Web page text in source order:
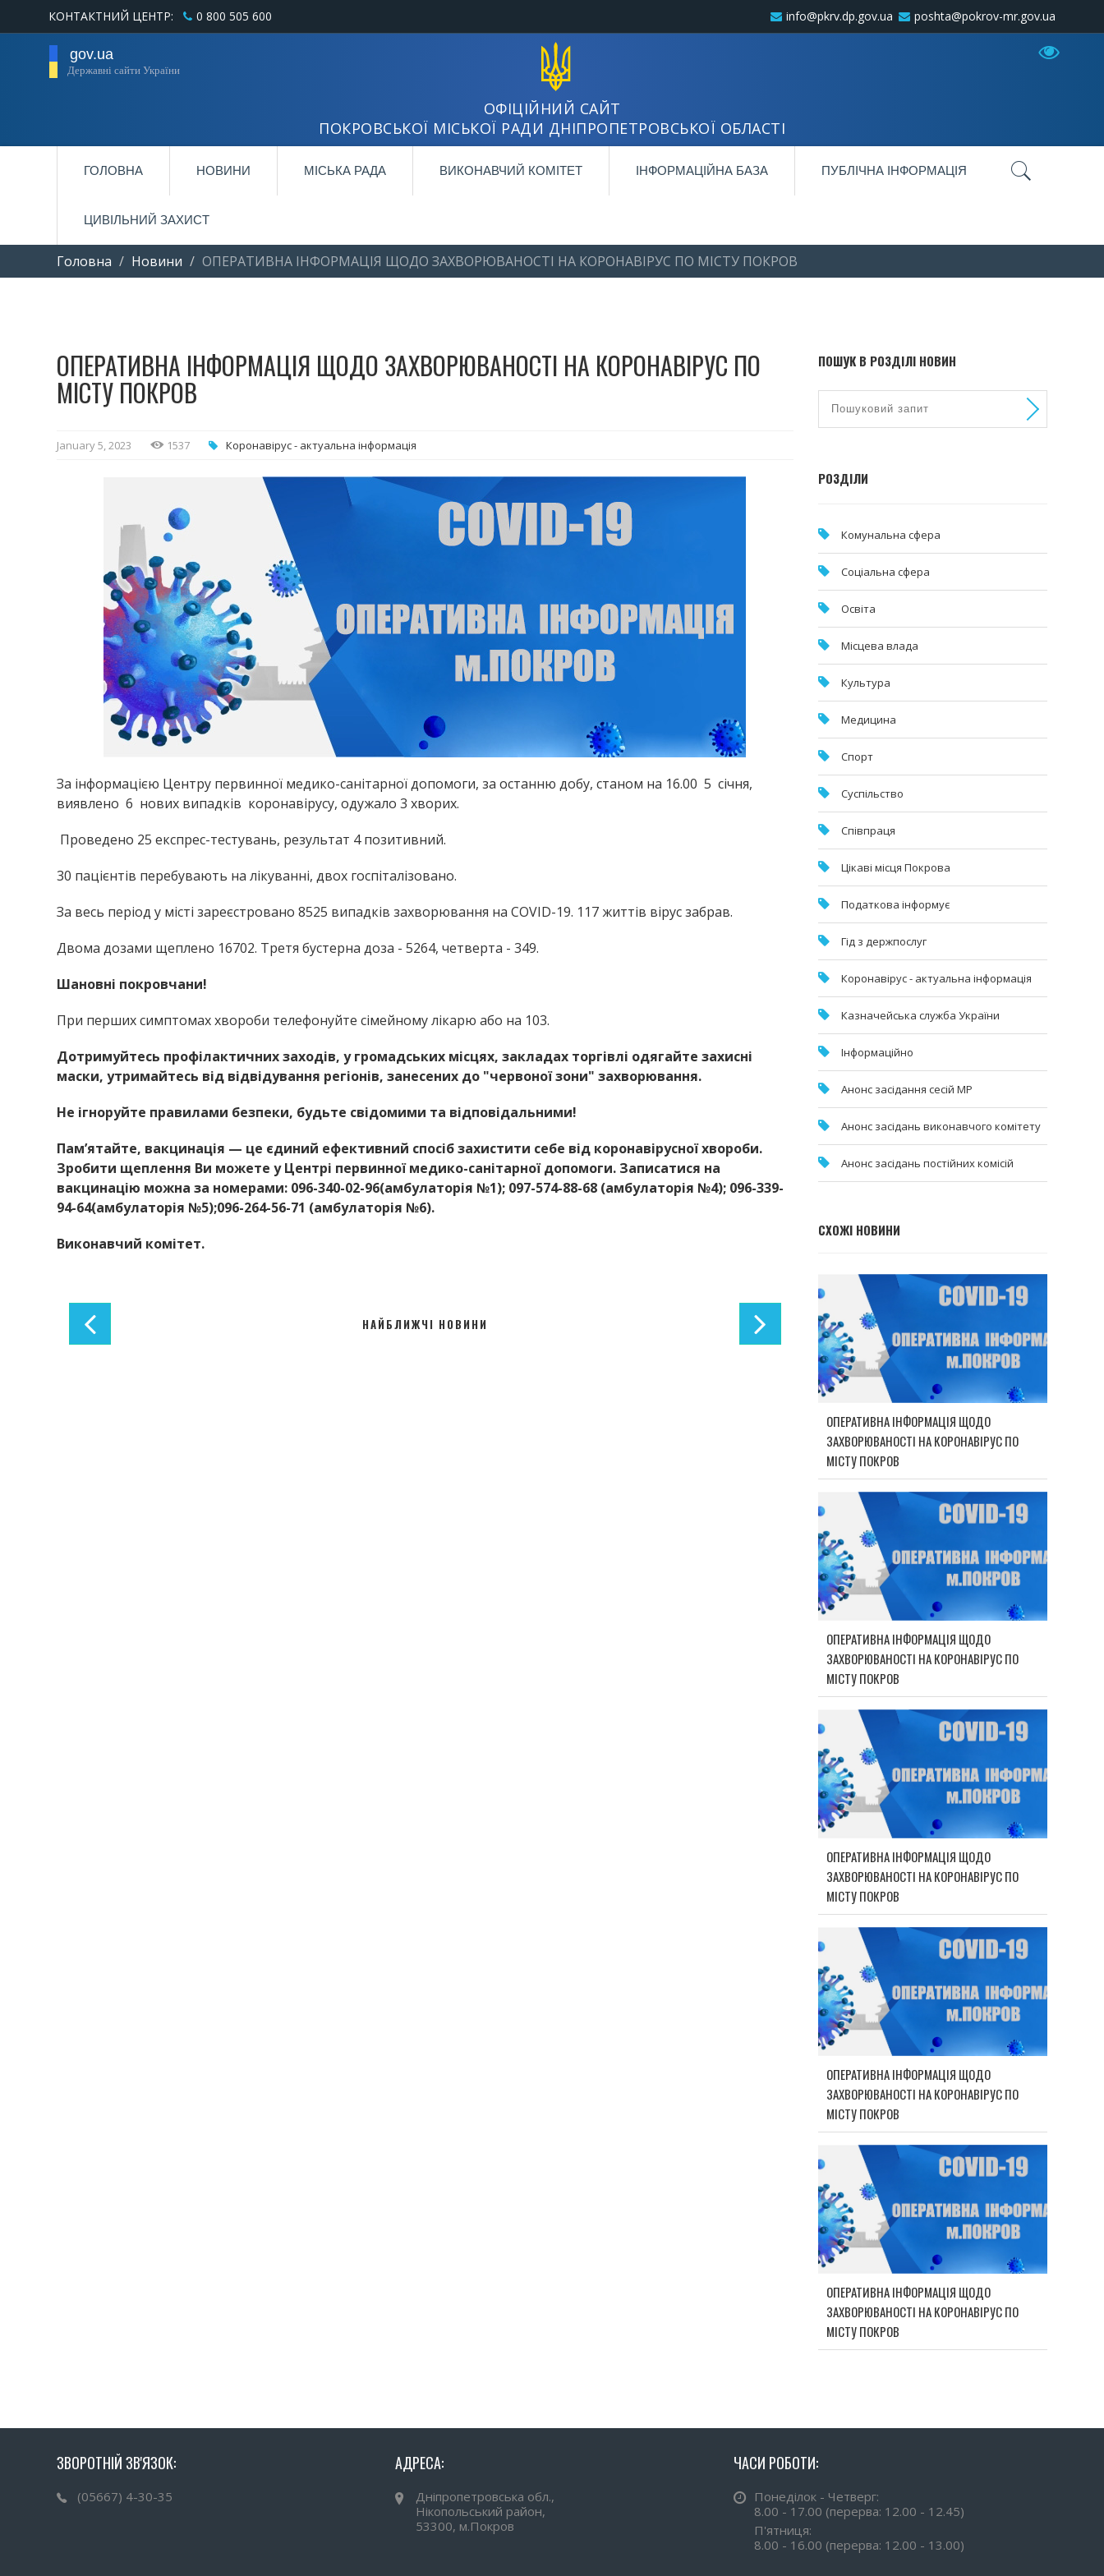
КОНТАКТНИЙ ЦЕНТР: 0 800 505 600 info@pkrv.dp.gov.ua poshta@pokrov-mr.gov.ua
gov.ua
Державні сайти України
ОФІЦІЙНИЙ САЙТ
ПОКРОВСЬКОЇ МІСЬКОЇ РАДИ ДНІПРОПЕТРОВСЬКОЇ ОБЛАСТІ
ГОЛОВНА НОВИНИ МІСЬКА РАДА ВИКОНАВЧИЙ КОМІТЕТ ІНФОРМАЦІЙНА БАЗА ПУБЛІЧНА ІНФОРМАЦІЯ
ЦИВІЛЬНИЙ ЗАХИСТ
Головна Новини ОПЕРАТИВНА ІНФОРМАЦІЯ ЩОДО ЗАХВОРЮВАНОСТІ НА КОРОНАВІРУС ПО МІСТУ ПОКРОВ
ОПЕРАТИВНА ІНФОРМАЦІЯ ЩОДО ЗАХВОРЮВАНОСТІ НА КОРОНАВІРУС ПО
МІСТУ ПОКРОВ
January 5, 2023 1537 Коронавірус - актуальна інформація
За інформацією Центру первинної медико-санітарної допомоги, за останню добу, станом на 16.00 5 січня,
виявлено 6 нових випадків коронавірусу, одужало 3 хворих.
Проведено 25 експрес-тестувань, результат 4 позитивний.
30 пацієнтів перебувають на лікуванні, двох госпіталізовано.
За весь період у місті зареєстровано 8525 випадків захворювання на COVID-19. 117 життів вірус забрав.
Двома дозами щеплено 16702. Третя бустерна доза - 5264, четверта - 349.
Шановні покровчани!
При перших симптомах хвороби телефонуйте сімейному лікарю або на 103.
Дотримуйтесь профілактичних заходів, у громадських місцях, закладах торгівлі одягайте захисні
маски, утримайтесь від відвідування регіонів, занесених до "червоної зони" захворювання.
Не ігноруйте правилами безпеки, будьте свідомими та відповідальними!
Пам’ятайте, вакцинація — це єдиний ефективний спосіб захистити себе від коронавірусної хвороби.
Зробити щеплення Ви можете у Центрі первинної медико-санітарної допомоги. Записатися на
вакцинацію можна за номерами: 096-340-02-96(амбулаторія №1); 097-574-88-68 (амбулаторія №4); 096-339-
94-64(амбулаторія №5);096-264-56-71 (амбулаторія №6).
Виконавчий комітет.
НАЙБЛИЖЧІ НОВИНИ
ПОШУК В РОЗДІЛІ НОВИН
РОЗДІЛИ
Комунальна cфера
Соціальна сфера
Освіта
Місцева влада
Культура
Медицина
Спорт
Суспільство
Співпраця
Цікаві місця Покрова
Податкова інформує
Гід з держпослуг
Коронавірус - актуальна інформація
Казначейська служба України
Інформаційно
Анонс засідання сесій МР
Анонс засідань виконавчого комітету
Анонс засідань постійних комісій
СХОЖІ НОВИНИ
ОПЕРАТИВНА ІНФОРМАЦІЯ ЩОДО
ЗАХВОРЮВАНОСТІ НА КОРОНАВІРУС ПО
МІСТУ ПОКРОВ
ОПЕРАТИВНА ІНФОРМАЦІЯ ЩОДО
ЗАХВОРЮВАНОСТІ НА КОРОНАВІРУС ПО
МІСТУ ПОКРОВ
ОПЕРАТИВНА ІНФОРМАЦІЯ ЩОДО
ЗАХВОРЮВАНОСТІ НА КОРОНАВІРУС ПО
МІСТУ ПОКРОВ
ОПЕРАТИВНА ІНФОРМАЦІЯ ЩОДО
ЗАХВОРЮВАНОСТІ НА КОРОНАВІРУС ПО
МІСТУ ПОКРОВ
ОПЕРАТИВНА ІНФОРМАЦІЯ ЩОДО
ЗАХВОРЮВАНОСТІ НА КОРОНАВІРУС ПО
МІСТУ ПОКРОВ
ЗВОРОТНІЙ ЗВ'ЯЗОК:
(05667) 4-30-35
АДРЕСА:
Дніпропетровська обл.,
Нікопольський район,
53300, м.Покров
ЧАСИ РОБОТИ:
Понеділок - Четверг:
8.00 - 17.00 (перерва: 12.00 - 12.45)
П'ятниця:
8.00 - 16.00 (перерва: 12.00 - 13.00)